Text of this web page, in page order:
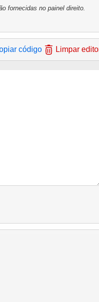
fornecidas no painel direito.
código Limpar